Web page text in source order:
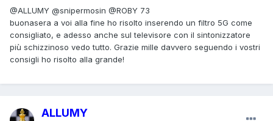
@ALLUMY @snipermosin @ROBY 73
buonasera a voi alla fine ho risolto inserendo un filtro 5G come
consigliato, e adesso anche sul televisore con il sintonizzatore
più schizzinoso vedo tutto. Grazie mille davvero seguendo i vostri
consigli ho risolto alla grande!
ALLUMY